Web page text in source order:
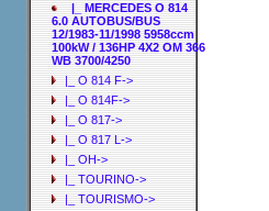
|_ MERCEDES O 814
6.0 AUTOBUS/BUS
12/1983-11/1998 5958ccm
100kW / 136HP 4X2 OM 366
WB 3700/4250
|_ O 814 F->
|_ O 814F->
|_ O 817->
|_ O 817 L->
|_ OH->
|_ TOURINO->
|_ TOURISMO->